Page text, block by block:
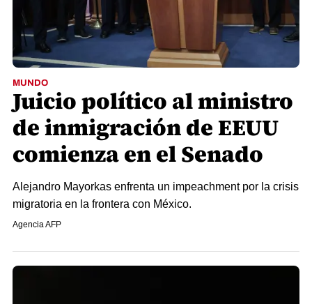
MUNDO
Juicio político al ministro
de inmigración de EEUU
comienza en el Senado
Alejandro Mayorkas enfrenta un impeachment por la crisis
migratoria en la frontera con México.
Agencia AFP